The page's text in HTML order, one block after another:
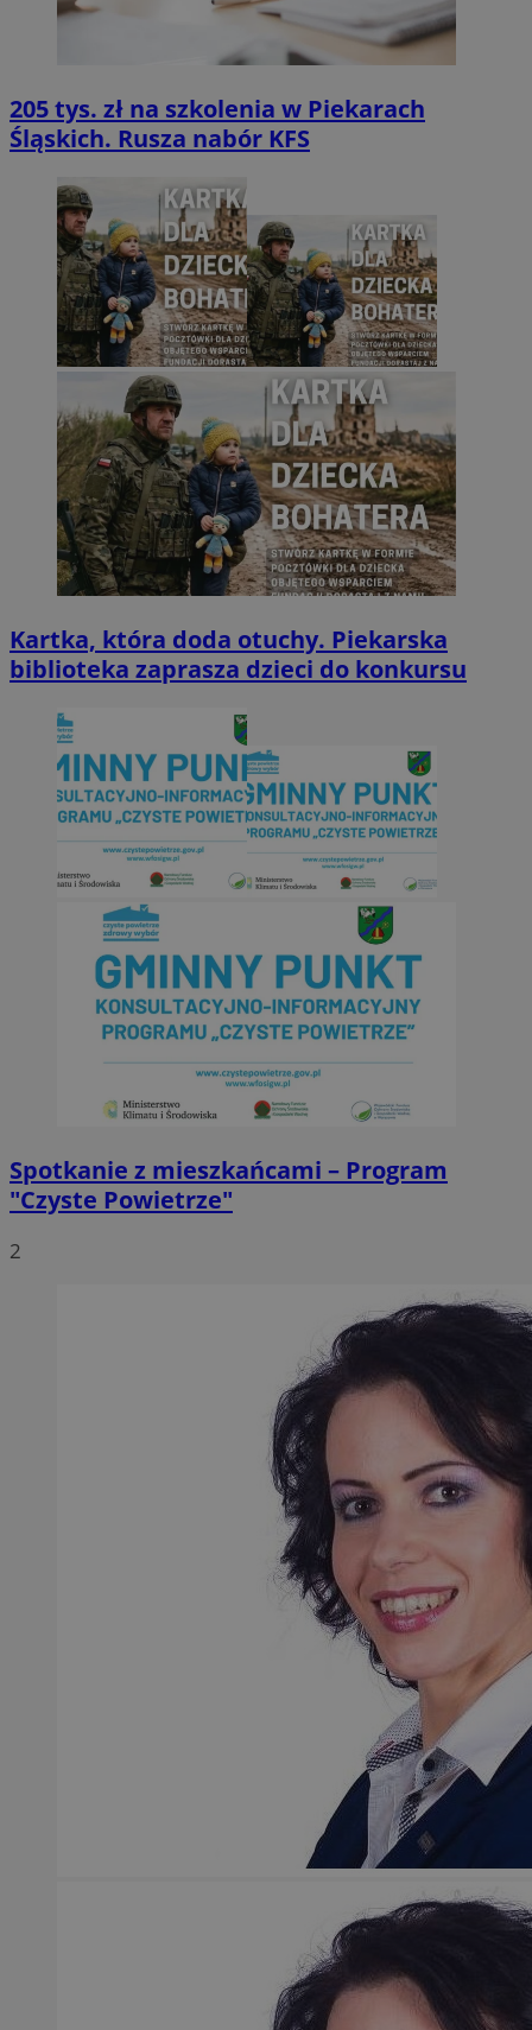
205 tys. zł na szkolenia w Piekarach
Śląskich. Rusza nabór KFS
Kartka, która doda otuchy. Piekarska
biblioteka zaprasza dzieci do konkursu
Spotkanie z mieszkańcami – Program
"Czyste Powietrze"
2